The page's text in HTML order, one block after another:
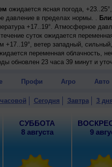
ожидается ясная погода,
давление в пределах нормы. .
+17..19°. Атмосферное
суток ожидается
+17..19°, ветер западный,
переменная облачность,
западный, сильный, порывы до
ветер западный, сильный,
юго-западный, сильный, порывы
обновлен 23 часа 39 минут и
Профи Агро Авто
Сегодня Завтра 3
СУББОТА
8 августа
9